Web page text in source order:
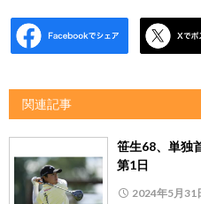
関連記事
笹生68、単独
第1日
2024年5月31